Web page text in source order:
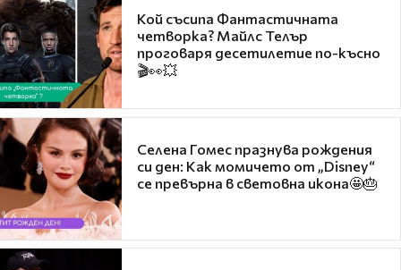
Кой съсипа Фантастичната
четворка? Майлс Телър
проговаря десетилетие по-късно
🎬👀💥
Селена Гомес празнува рождения
си ден: Как момичето от „Disney“
се превърна в световна икона🤩🎂